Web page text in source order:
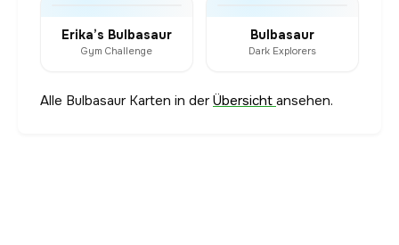
Erika’s Bulbasaur
Gym Challenge
Bulbasaur
Dark Explorers
Alle Bulbasaur Karten in derÜbersicht ansehen.